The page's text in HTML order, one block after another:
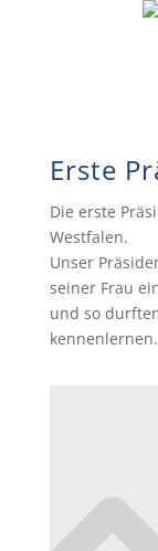
Erste
Die erste
Westfalen.
Unser
seiner Frau
und so
kennenlernen.